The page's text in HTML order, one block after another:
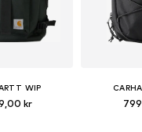
WIP
kr